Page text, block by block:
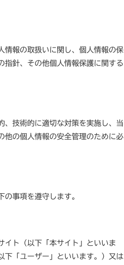
情報の取扱いに関し、個人情報の保
指針、その他個人情報保護に関する
、技術的に適切な対策を実施し、当
他の個人情報の安全管理のために必
事項を遵守します。
イト（以下「本サイト」といいま
下「ユーザー」といいます。）又は